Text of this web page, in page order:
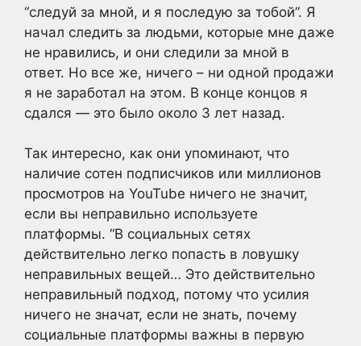
“следуй за мной, и я последую за тобой”. Я
начал следить за людьми, которые мне даже
не нравились, и они следили за мной в
ответ. Но все же, ничего – ни одной продажи
я не заработал на этом. В конце концов я
сдался — это было около 3 лет назад.
Так интересно, как они упоминают, что
наличие сотен подписчиков или миллионов
просмотров на YouTube ничего не значит,
если вы неправильно используете
платформы. “В социальных сетях
действительно легко попасть в ловушку
неправильных вещей… Это действительно
неправильный подход, потому что усилия
ничего не значат, если не знать, почему
социальные платформы важны в первую